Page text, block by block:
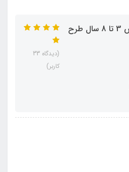
عینک شنا کودک اینتکس 3 تا 8 سال طرح
(دیدگاه 33
کاربر)